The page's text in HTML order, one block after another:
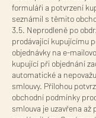
formuláři a potvrzení
seznámil s těmito
3.5. Neprodleně po
prodávající kupujícímu
objednávky na e-
kupující při objednání
automatické a
smlouvy. Přílohou
obchodní podmínky
smlouva je uzavřena až